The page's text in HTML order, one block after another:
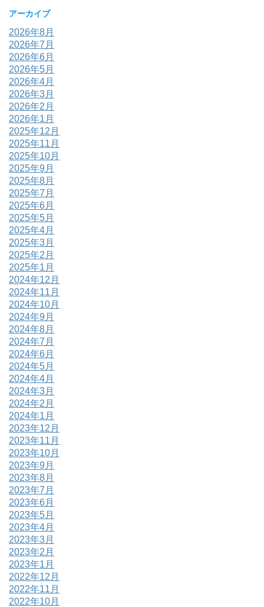
アーカイブ
2026年8月
2026年7月
2026年6月
2026年5月
2026年4月
2026年3月
2026年2月
2026年1月
2025年12月
2025年11月
2025年10月
2025年9月
2025年8月
2025年7月
2025年6月
2025年5月
2025年4月
2025年3月
2025年2月
2025年1月
2024年12月
2024年11月
2024年10月
2024年9月
2024年8月
2024年7月
2024年6月
2024年5月
2024年4月
2024年3月
2024年2月
2024年1月
2023年12月
2023年11月
2023年10月
2023年9月
2023年8月
2023年7月
2023年6月
2023年5月
2023年4月
2023年3月
2023年2月
2023年1月
2022年12月
2022年11月
2022年10月